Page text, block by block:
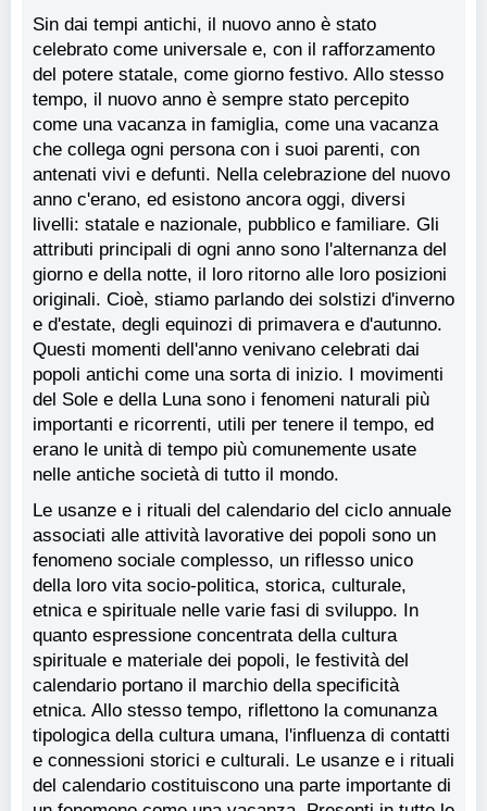
Sin dai tempi antichi, il nuovo anno è stato
celebrato come universale e, con il rafforzamento
del potere statale, come giorno festivo. Allo stesso
tempo, il nuovo anno è sempre stato percepito
come una vacanza in famiglia, come una vacanza
che collega ogni persona con i suoi parenti, con
antenati vivi e defunti. Nella celebrazione del nuovo
anno c'erano, ed esistono ancora oggi, diversi
livelli: statale e nazionale, pubblico e familiare. Gli
attributi principali di ogni anno sono l'alternanza del
giorno e della notte, il loro ritorno alle loro posizioni
originali. Cioè, stiamo parlando dei solstizi d'inverno
e d'estate, degli equinozi di primavera e d'autunno.
Questi momenti dell'anno venivano celebrati dai
popoli antichi come una sorta di inizio. I movimenti
del Sole e della Luna sono i fenomeni naturali più
importanti e ricorrenti, utili per tenere il tempo, ed
erano le unità di tempo più comunemente usate
nelle antiche società di tutto il mondo.
Le usanze e i rituali del calendario del ciclo annuale
associati alle attività lavorative dei popoli sono un
fenomeno sociale complesso, un riflesso unico
della loro vita socio-politica, storica, culturale,
etnica e spirituale nelle varie fasi di sviluppo. In
quanto espressione concentrata della cultura
spirituale e materiale dei popoli, le festività del
calendario portano il marchio della specificità
etnica. Allo stesso tempo, riflettono la comunanza
tipologica della cultura umana, l'influenza di contatti
e connessioni storici e culturali. Le usanze e i rituali
del calendario costituiscono una parte importante di